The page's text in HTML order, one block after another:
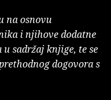
na osnovu
i njihove dodatne
sadržaj knjige, te se
dogovora s